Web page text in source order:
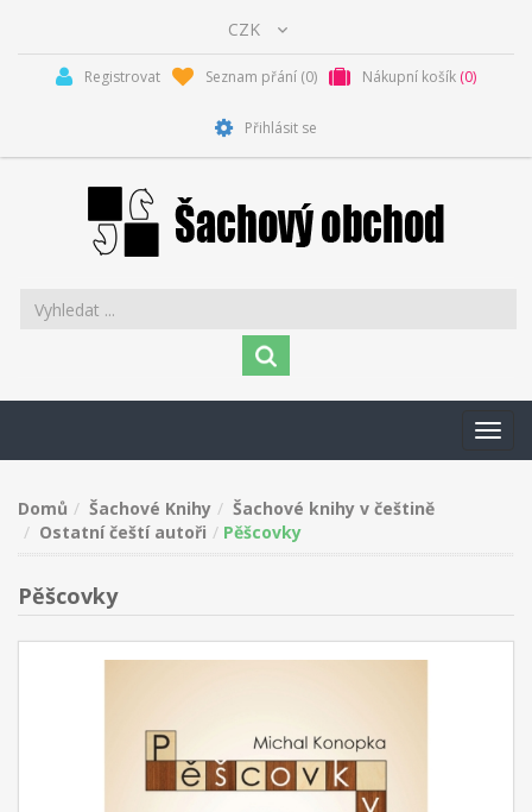
Registrovat Seznam přání (0) Nákupní košík (0)
Přihlásit se
Domů Šachové Knihy
Šachové knihy v češtině
Ostatní čeští autoři
Pěšcovky
Pěšcovky